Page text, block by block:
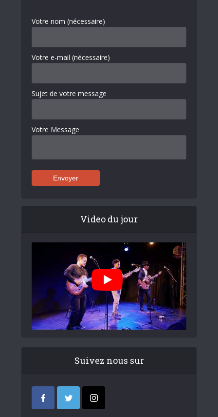
Votre nom (nécessaire)
Votre e-mail (nécessaire)
Sujet de votre message
Votre Message
Video du jour
Suivez nous sur